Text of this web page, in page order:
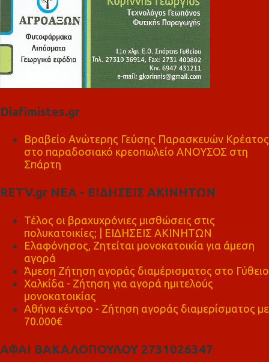
Diafimistes.gr
Βραβείο Ανώτερης Γεύσης Παρασκευών Κρέατος
στο παραδοσιακό κρεοπωλείο ΑΝΟΥΣΟΣ στη
Σπάρτη
RETV.gr ΝΕΑ - ΕΙΔΗΣΕΙΣ ΑΚΙΝΗΤΩΝ
Τέλος οι βραχυχρόνιες μισθώσεις στις
πολυκατοικίες; | ΕΙΔΗΣΕΙΣ ΑΚΙΝΗΤΩΝ
Ελαφόνησος, Ζητείται μονοκατοικία για άμεση
αγορά
Άμεση Ζήτηση αγοράς διαμέρισματος στο Γύθειο
Χαλκίδα - Ζήτηση για αγορά ημιτελούς
μονοκατοικίας
Αθήνα κέντρο - Ζήτηση αγοράς διαμερίσματος με
70.000€
ΑΦΑΙ ΒΑΚΑΛΟΠΟΥΛΟΥ 2731026347